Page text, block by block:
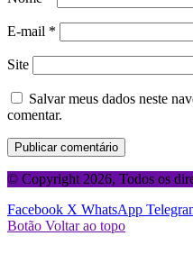
E-mail *
Site
Salvar meus dados neste
comentar.
© Copyright 2026, Todos os
Facebook X WhatsApp
Botão Voltar ao topo